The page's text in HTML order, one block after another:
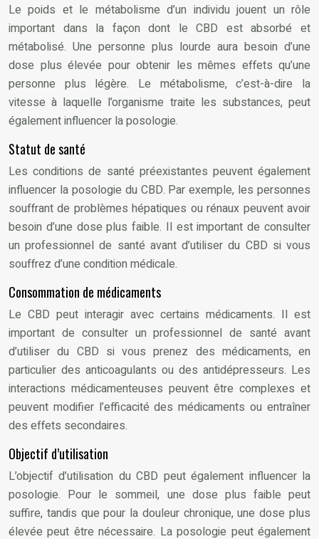
Le poids et le métabolisme d’un individu jouent un rôle
important dans la façon dont le CBD est absorbé et
métabolisé. Une personne plus lourde aura besoin d’une
dose plus élevée pour obtenir les mêmes effets qu’une
personne plus légère. Le métabolisme, c’est-à-dire la
vitesse à laquelle l’organisme traite les substances, peut
également influencer la posologie.
Statut de santé
Les conditions de santé préexistantes peuvent également
influencer la posologie du CBD. Par exemple, les personnes
souffrant de problèmes hépatiques ou rénaux peuvent avoir
besoin d’une dose plus faible. Il est important de consulter
un professionnel de santé avant d’utiliser du CBD si vous
souffrez d’une condition médicale.
Consommation de médicaments
Le CBD peut interagir avec certains médicaments. Il est
important de consulter un professionnel de santé avant
d’utiliser du CBD si vous prenez des médicaments, en
particulier des anticoagulants ou des antidépresseurs. Les
interactions médicamenteuses peuvent être complexes et
peuvent modifier l’efficacité des médicaments ou entraîner
des effets secondaires.
Objectif d’utilisation
L’objectif d’utilisation du CBD peut également influencer la
posologie. Pour le sommeil, une dose plus faible peut
suffire, tandis que pour la douleur chronique, une dose plus
élevée peut être nécessaire. La posologie peut également